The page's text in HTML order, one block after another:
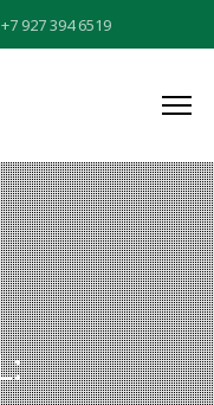
+7 927 394 6519